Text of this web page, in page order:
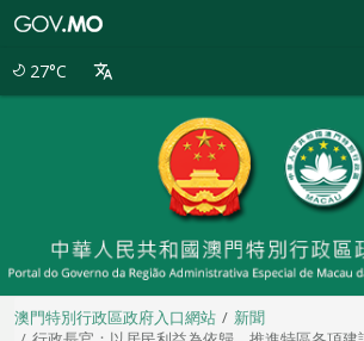
27°C
澳門特別行政區政府入口網站
新聞